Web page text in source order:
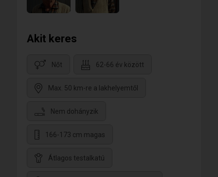
Akit keres
Nőt 62-66 év között
Max. 50 km-re a lakhelyemtől
Nem dohányzik
166-173 cm magas
Átlagos testalkatú